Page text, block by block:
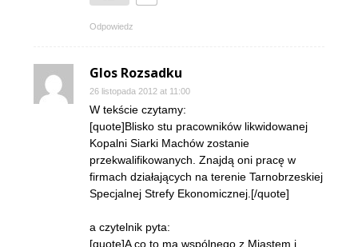
Odpowiedz
Glos Rozsadku
26 listopada 2012 at 11:00
W tekście czytamy:
[quote]Blisko stu pracowników likwidowanej
Kopalni Siarki Machów zostanie
przekwalifikowanych. Znajdą oni pracę w
firmach działających na terenie Tarnobrzeskiej
Specjalnej Strefy Ekonomicznej.[/quote]
a czytelnik pyta:
[quote]A co to ma wspólnego z Miastem i